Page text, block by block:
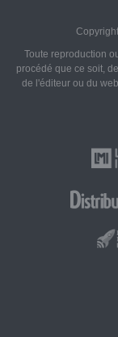
Toute reproduction
procédé que ce soit,
de l'éditeur ou du